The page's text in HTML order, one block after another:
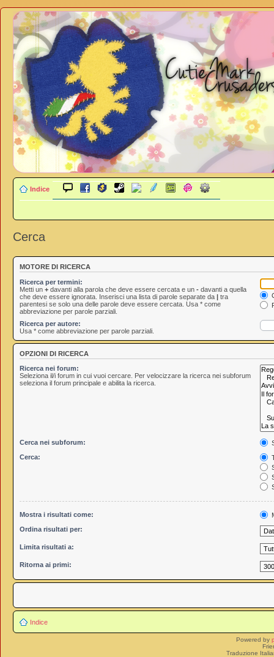
Indice
Cerca
MOTORE DI RICERCA
Ricerca per termini:
Metti un + davanti alla parola che deve essere cercata e un - davanti a quella
che deve essere ignorata. Inserisci una lista di parole separate da | tra
parentesi se solo una delle parole deve essere cercata. Usa * come
abbreviazione per parole parziali.
Ricerca per autore:
Usa * come abbreviazione per parole parziali.
OPZIONI DI RICERCA
Ricerca nei forum:
Seleziona il/i forum in cui vuoi cercare. Per velocizzare la ricerca nei subforum
seleziona il forum principale e abilita la ricerca.
Cerca nei subforum:
Cerca:
Mostra i risultati come:
Ordina risultati per:
Limita risultati a:
Ritorna ai primi:
Indice
Powered by
Traduzione